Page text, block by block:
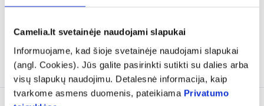
Camelia.lt svetainėje naudojami slapukai
Informuojame, kad šioje svetainėje naudojami slapukai
(angl. Cookies). Jūs galite pasirinkti sutikti su dalies arba
visų slapukų naudojimu. Detalesnė informacija, kaip
tvarkome asmens duomenis, pateikiama Privatumo
0,68 €
% PAPILDOMA NUOLAIDA
Į krepšelį
% PAPILDOMA NUOLAIDA
Į krepšelį